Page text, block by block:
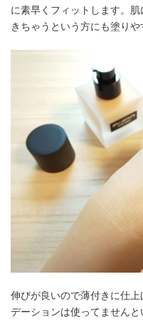
に素早くフィットします。
きちゃうという方にも塗りや
伸びが良いので薄付きに仕
デーションは使ってませんと